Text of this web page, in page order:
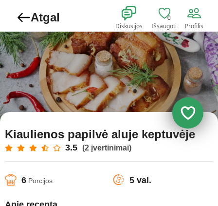
Atgal
Diskusijos
0
Išsaugoti Profilis
Kiaulienos papilvė aluje keptuvėje
3.5 (2 įvertinimai)
6 Porcijos 5 val.